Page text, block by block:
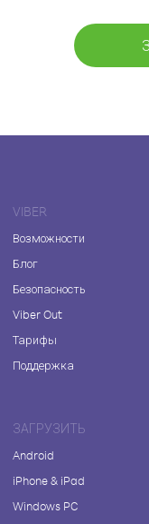
VIBER
Возможности
Блог
Безопасность
Viber Out
Тарифы
Поддержка
ЗАГРУЗИТЬ
Android
iPhone & iPad
Windows PC